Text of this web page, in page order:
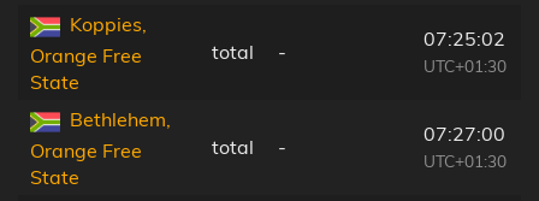
Koppies,
Orange Free
State
total -
07:25:02
UTC+01:30
Bethlehem,
Orange Free
State
total -
07:27:00
UTC+01:30